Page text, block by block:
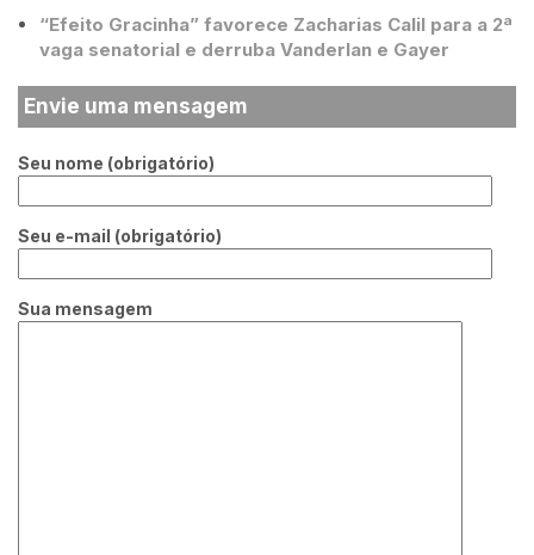
“Efeito Gracinha” favorece Zacharias Calil para a 2ª
vaga senatorial e derruba Vanderlan e Gayer
Envie uma mensagem
Seu nome (obrigatório)
Seu e-mail (obrigatório)
Sua mensagem